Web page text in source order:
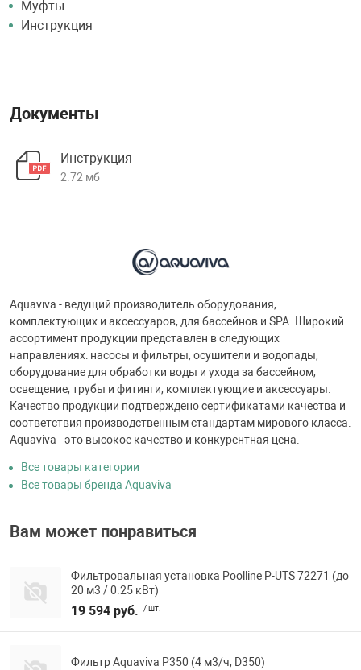
Муфты
Инструкция
Документы
Инструкция__
2.72 мб
Aquaviva - ведущий производитель оборудования,
комплектующих и аксессуаров, для бассейнов и SPA. Широкий
ассортимент продукции представлен в следующих
направлениях: насосы и фильтры, осушители и водопады,
оборудование для обработки воды и ухода за бассейном,
освещение, трубы и фитинги, комплектующие и аксессуары.
Качество продукции подтверждено сертификатами качества и
соответствия производственным стандартам мирового класса.
Aquaviva - это высокое качество и конкурентная цена.
Все товары категории
Все товары бренда Aquaviva
Вам может понравиться
Фильтровальная установка Poolline P-UTS 72271 (до
20 м3 / 0.25 кВт)
19 594 руб. / шт.
Фильтр Aquaviva P350 (4 м3/ч, D350)